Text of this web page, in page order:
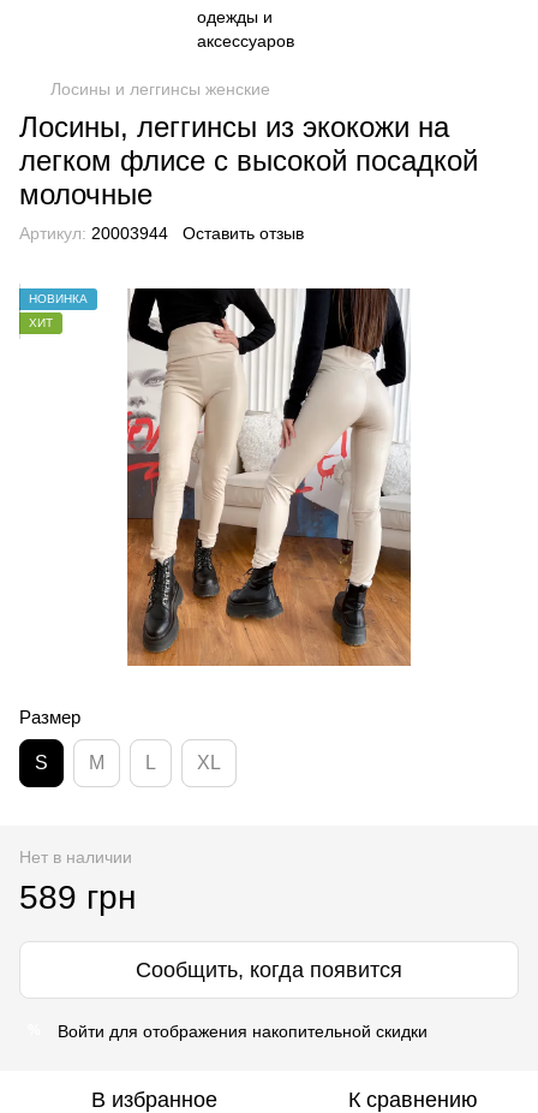
Лосины и леггинсы женские
Лосины, леггинсы из экокожи на
легком флисе с высокой посадкой
молочные
Артикул: 20003944 Оставить отзыв
НОВИНКА
ХИТ
Размер
S M L XL
Нет в наличии
589 грн
Сообщить, когда появится
Войти для отображения накопительной скидки
В избранное К сравнению